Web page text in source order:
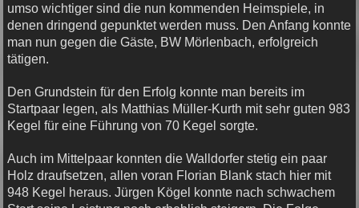
umso wichtiger sind die nun kommenden Heimspiele, in
denen dringend gepunktet werden muss. Den Anfang konnte
man nun gegen die Gäste, BW Mörlenbach, erfolgreich
tätigen.
Den Grundstein für den Erfolg konnte man bereits im
Startpaar legen, als Matthias Müller-Kurth mit sehr guten 983
Kegel für eine Führung von 70 Kegel sorgte.
Auch im Mittelpaar konnten die Walldorfer stetig ein paar
Holz draufsetzen, allen voran Florian Blank stach hier mit
948 Kegel heraus. Jürgen Kögel konnte nach schwachem